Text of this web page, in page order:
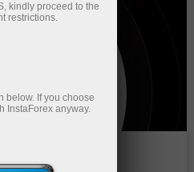
Пополнить счёт
kindly proceed to the
restrictions.
below. If you choose
InstaForex anyway.